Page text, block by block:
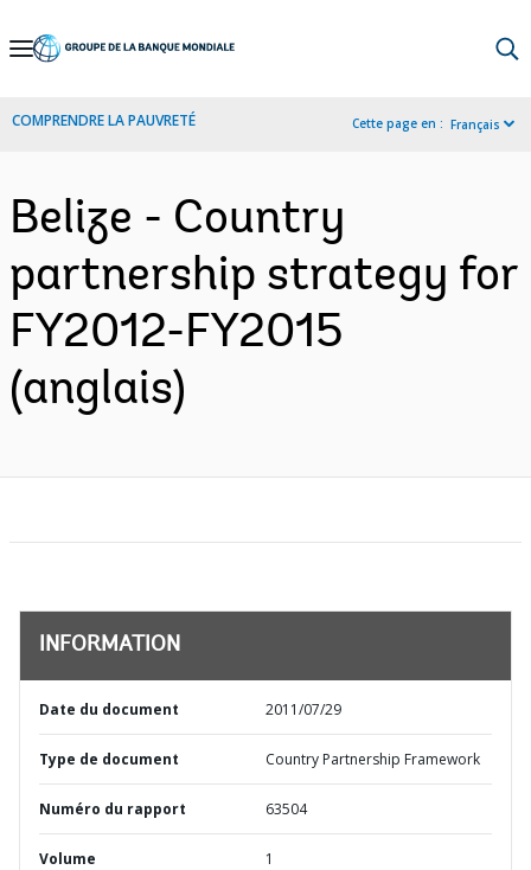
Skip
Navigation
COMPRENDRE LA PAUVRETÉ Cette page en : Français
Belize - Country
partnership strategy for
FY2012-FY2015
(anglais)
INFORMATION
Date du document 2011/07/29
Type de document Country Partnership Framework
Numéro du rapport 63504
Volume 1